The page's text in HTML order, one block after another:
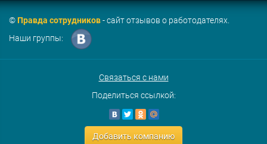
©Правда сотрудников- сайт отзывов о работодателях.
Наши группы:
Связаться с нами
Поделиться ссылкой:
Добавить компанию